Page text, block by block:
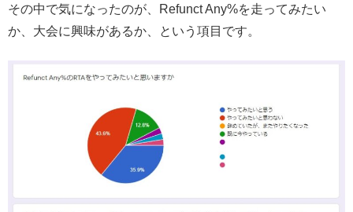
その中で気になったのが、Refunct Any%を走ってみたい
か、大会に興味があるか、という項目です。